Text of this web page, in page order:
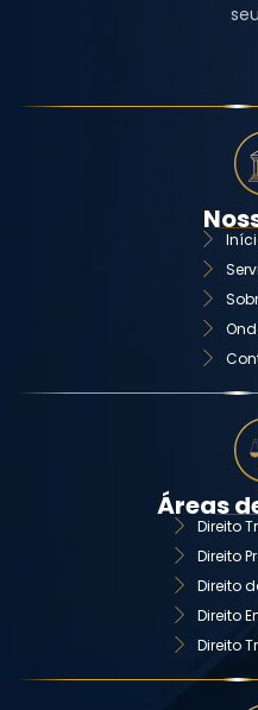
Áreas
Direito
Direito
Direito
Direito
Direito